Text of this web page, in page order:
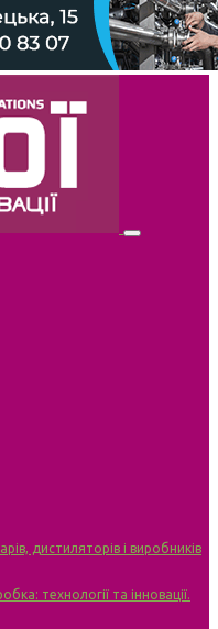
дистиляторів і виробників
технології та інновації.